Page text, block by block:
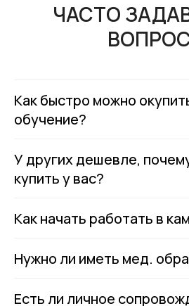
ЧАСТО
Как быстро можно
обучение?
У других дешевле,
купить у вас?
Как начать работать в
Нужно ли иметь мед.
Есть ли личное